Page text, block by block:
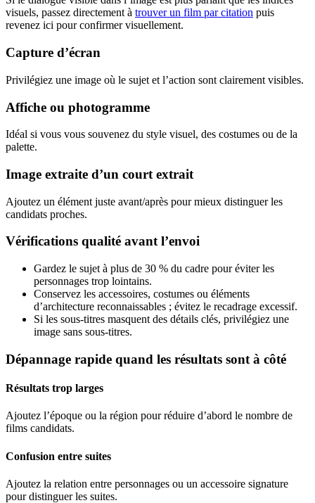
visuels, passez directement à trouver un film par citation puis
revenez ici pour confirmer visuellement.
Capture d’écran
Privilégiez une image où le sujet et l’action sont clairement visibles.
Affiche ou photogramme
Idéal si vous vous souvenez du style visuel, des costumes ou de la
palette.
Image extraite d’un court extrait
Ajoutez un élément juste avant/après pour mieux distinguer les
candidats proches.
Vérifications qualité avant l’envoi
Gardez le sujet à plus de 30 % du cadre pour éviter les
personnages trop lointains.
Conservez les accessoires, costumes ou éléments
d’architecture reconnaissables ; évitez le recadrage excessif.
Si les sous-titres masquent des détails clés, privilégiez une
image sans sous-titres.
Dépannage rapide quand les résultats sont à côté
Résultats trop larges
Ajoutez l’époque ou la région pour réduire d’abord le nombre de
films candidats.
Confusion entre suites
Ajoutez la relation entre personnages ou un accessoire signature
pour distinguer les suites.